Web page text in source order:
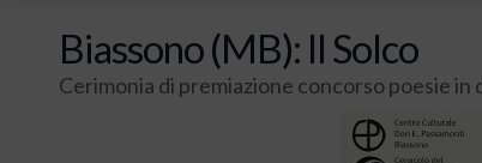
Biassono (MB): Il Solco
Cerimonia di premiazione concorso poesie in